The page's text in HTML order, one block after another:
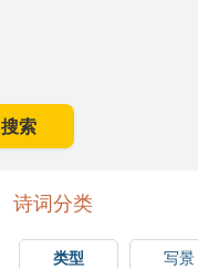
搜索
诗词分类
类型 写景